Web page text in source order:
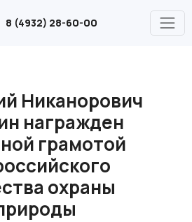
8 (4932) 28-60-00
Никанорович
награжден
грамотой
охраны